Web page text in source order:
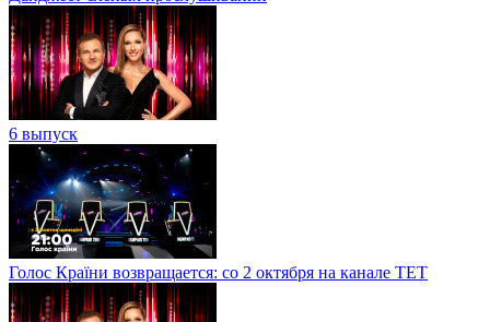
6 выпуск
Голос Країни возвращается: со 2 октября на канале ТЕТ